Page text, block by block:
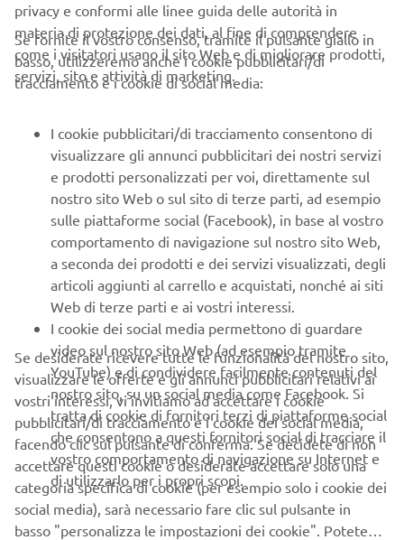
colorazione Legend Silver, perfetta per questo modello
125cc alla moda, pensato per tutti. La XSR125 amplia la
sua gamma con due nuove colorazioni: Legend White e
Lunar Grey, mentre il Yamaha Blue rimane una scelta
solida. Per il 2025, sia la XSR125 che la XSR125 Legacy
sono ora completamente conformi alla normativa EU5+,
garantendo minori emissioni e maggiore efficienza.
NUOVA XSR125
privacy e conformi alle linee guida delle autorità in
materia di protezione dei dati, al fine di comprendere
come i visitatori usano il sito Web e di migliorare prodotti,
servizi, sito e attività di marketing.
Se fornite il vostro consenso, tramite il pulsante giallo in
basso, utilizzeremo anche i cookie pubblicitari/di
tracciamento e i cookie di social media:
I cookie pubblicitari/di tracciamento consentono di
visualizzare gli annunci pubblicitari dei nostri servizi
e prodotti personalizzati per voi, direttamente sul
nostro sito Web o sul sito di terze parti, ad esempio
sulle piattaforme social (Facebook), in base al vostro
comportamento di navigazione sul nostro sito Web,
a seconda dei prodotti e dei servizi visualizzati, degli
articoli aggiunti al carrello e acquistati, nonché ai siti
Web di terze parti e ai vostri interessi.
I cookie dei social media permettono di guardare
video sul nostro sito Web (ad esempio tramite
YouTube) e di condividere facilmente contenuti del
nostro sito, su un social media come Facebook. Si
tratta di cookie di fornitori terzi di piattaforme social
che consentono a questi fornitori social di tracciare il
vostro comportamento di navigazione su Internet e
di utilizzarlo per i propri scopi.
Se desiderate ricevere tutte le funzionalità del nostro sito,
visualizzare le offerte e gli annunci pubblicitari relativi ai
vostri interessi, vi invitiamo ad accettare i cookie
pubblicitari/di tracciamento e i cookie dei social media,
facendo clic sul pulsante di conferma. Se decidete di non
accettare questi cookie o desiderate accettare solo una
categoria specifica di cookie (per esempio solo i cookie dei
social media), sarà necessario fare clic sul pulsante in
basso "personalizza le impostazioni dei cookie". Potete